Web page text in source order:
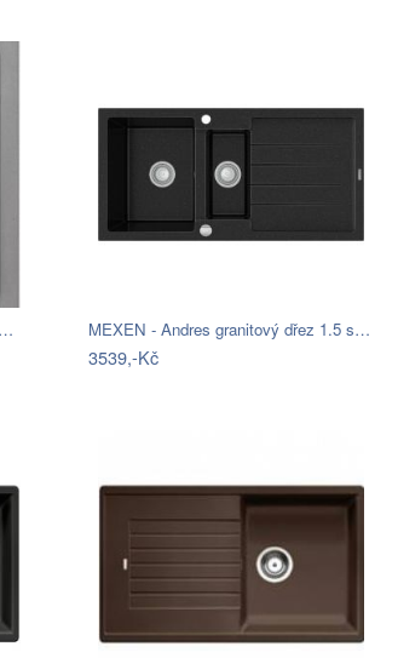
MEXEN - Andres granitový dřez 1.5 s…
3539,-Kč